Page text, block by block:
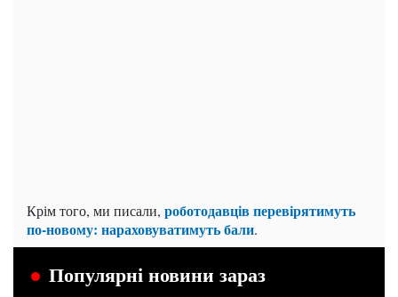
Крім того, ми писали, роботодавців перевірятимуть
по-новому: нараховуватимуть бали.
Популярні новини зараз